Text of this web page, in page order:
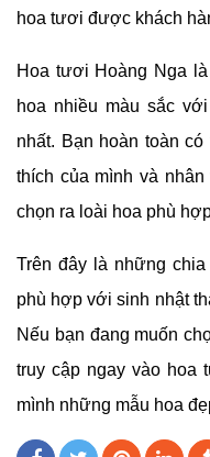
hoa tươi được khách
Hoa tươi Hoàng Nga
hoa nhiều màu sắc
nhất. Bạn hoàn toàn
thích của mình và
chọn ra loài hoa phù
Trên đây là những
phù hợp với sinh nhật
Nếu bạn đang muốn
truy cập ngay vào hoa
mình những mẫu hoa